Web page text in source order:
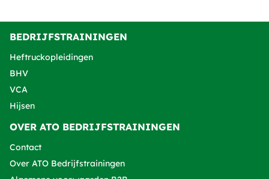
BEDRIJFSTRAININGEN
Heftruckopleidingen
BHV
VCA
Hijsen
OVER ATO BEDRIJFSTRAININGEN
Contact
Over ATO Bedrijfstrainingen